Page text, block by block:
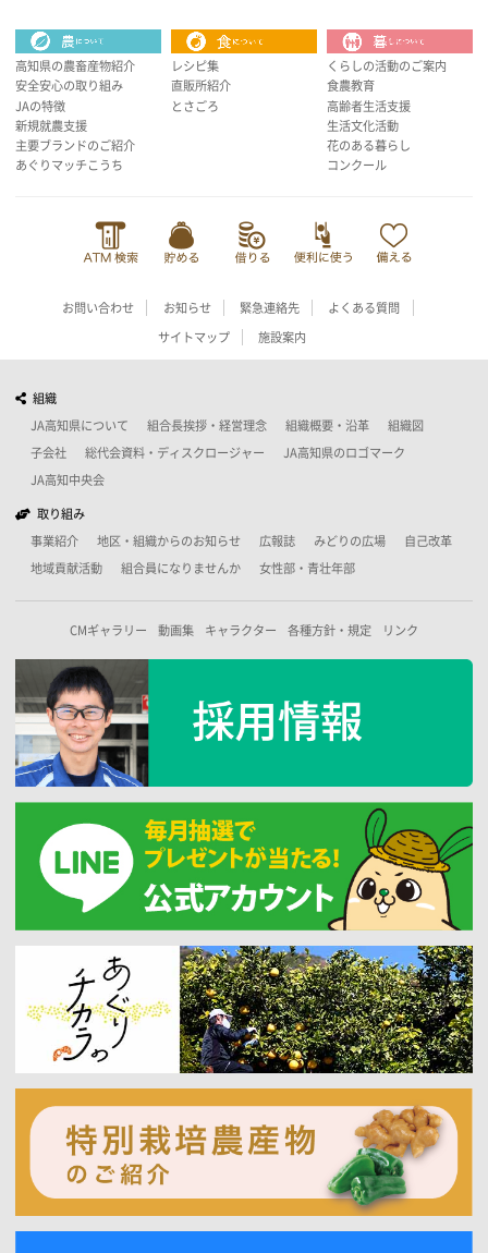
高知県の農畜産物紹介
安全安心の取り組み
JAの特徴
新規就農支援
主要ブランドのご紹介
あぐりマッチこうち
レシピ集
直販所紹介
とさごろ
くらしの活動のご案内
食農教育
高齢者生活支援
生活文化活動
花のある暮らし
コンクール
お問い合わせ お知らせ 緊急連絡先 よくある質問
サイトマップ 施設案内
組織
JA高知県について 組合長挨拶・経営理念 組織概要・沿革 組織図
子会社 総代会資料・ディスクロージャー JA高知県のロゴマーク
JA高知中央会
取り組み
事業紹介 地区・組織からのお知らせ 広報誌 みどりの広場 自己改革
地域貢献活動 組合員になりませんか 女性部・青壮年部
CMギャラリー 動画集 キャラクター 各種方針・規定 リンク